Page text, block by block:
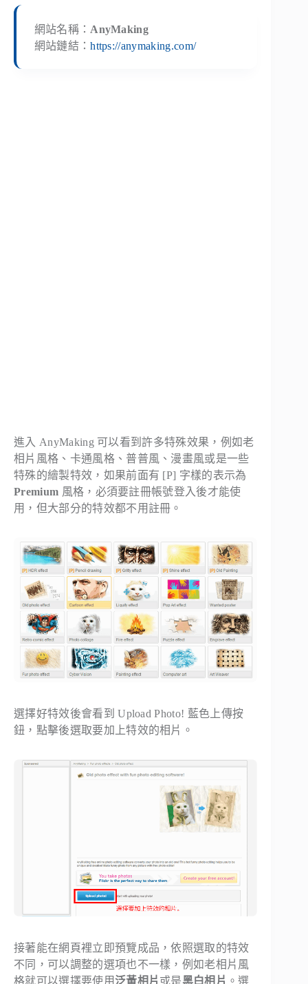
網站名稱： AnyMaking
網站鏈結：https://anymaking.com/
進入 AnyMaking 可以看到許多特殊效果，例如老
相片風格、卡通風格、普普風、漫畫風或是一些
特殊的繪製特效，如果前面有 [P] 字樣的表示為
Premium 風格，必須要註冊帳號登入後才能使
用，但大部分的特效都不用註冊。
選擇好特效後會看到Upload Photo! 藍色上傳按
鈕，點擊後選取要加上特效的相片。
接著能在網頁裡立即預覽成品，依照選取的特效
不同，可以調整的選項也不一樣，例如老相片風
格就可以選擇要使用泛黃相片 或是黑白相片 。選